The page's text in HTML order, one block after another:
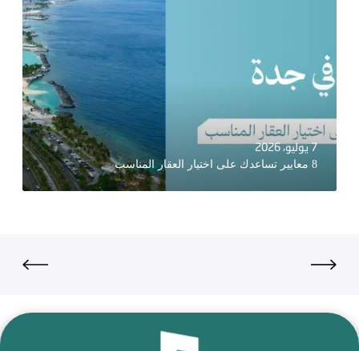
7 يوليو، 2026
8 معايير تساعدك على اختيار العقار المناسب